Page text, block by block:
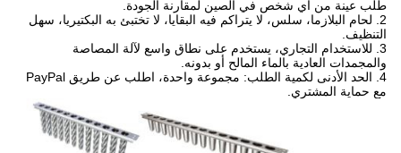
طلب عينة من أي شخص في الصين لمقارنة الجودة.
2. لحام البلازما، سلس، لا يتراكم فيه البقايا، لا تختبئ به البكتيريا، سهل
التنظيف.
3. للاستخدام التجاري، يستخدم على نطاق واسع لآلة المصاصة
والمجمدات العادية بالماء المالح أو بدونه.
4. الحد الأدنى لكمية الطلب: مجموعة واحدة، اطلب عن طريق PayPal
مع حماية المشتري.